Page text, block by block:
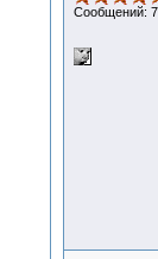
Сообщений: